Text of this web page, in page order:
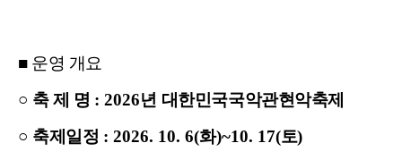
■ 운영 개요
○ 축 제 명 : 2026년 대한민국국악관현악축제
○ 축제일정 : 2026. 10. 6(화)~10. 17(토)